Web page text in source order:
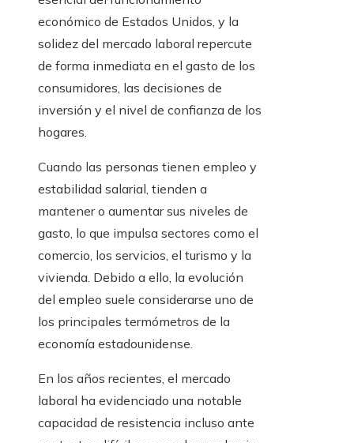
económico de Estados Unidos, y la
solidez del mercado laboral repercute
de forma inmediata en el gasto de los
consumidores, las decisiones de
inversión y el nivel de confianza de los
hogares.
Cuando las personas tienen empleo y
estabilidad salarial, tienden a
mantener o aumentar sus niveles de
gasto, lo que impulsa sectores como el
comercio, los servicios, el turismo y la
vivienda. Debido a ello, la evolución
del empleo suele considerarse uno de
los principales termómetros de la
economía estadounidense.
En los años recientes, el mercado
laboral ha evidenciado una notable
capacidad de resistencia incluso ante